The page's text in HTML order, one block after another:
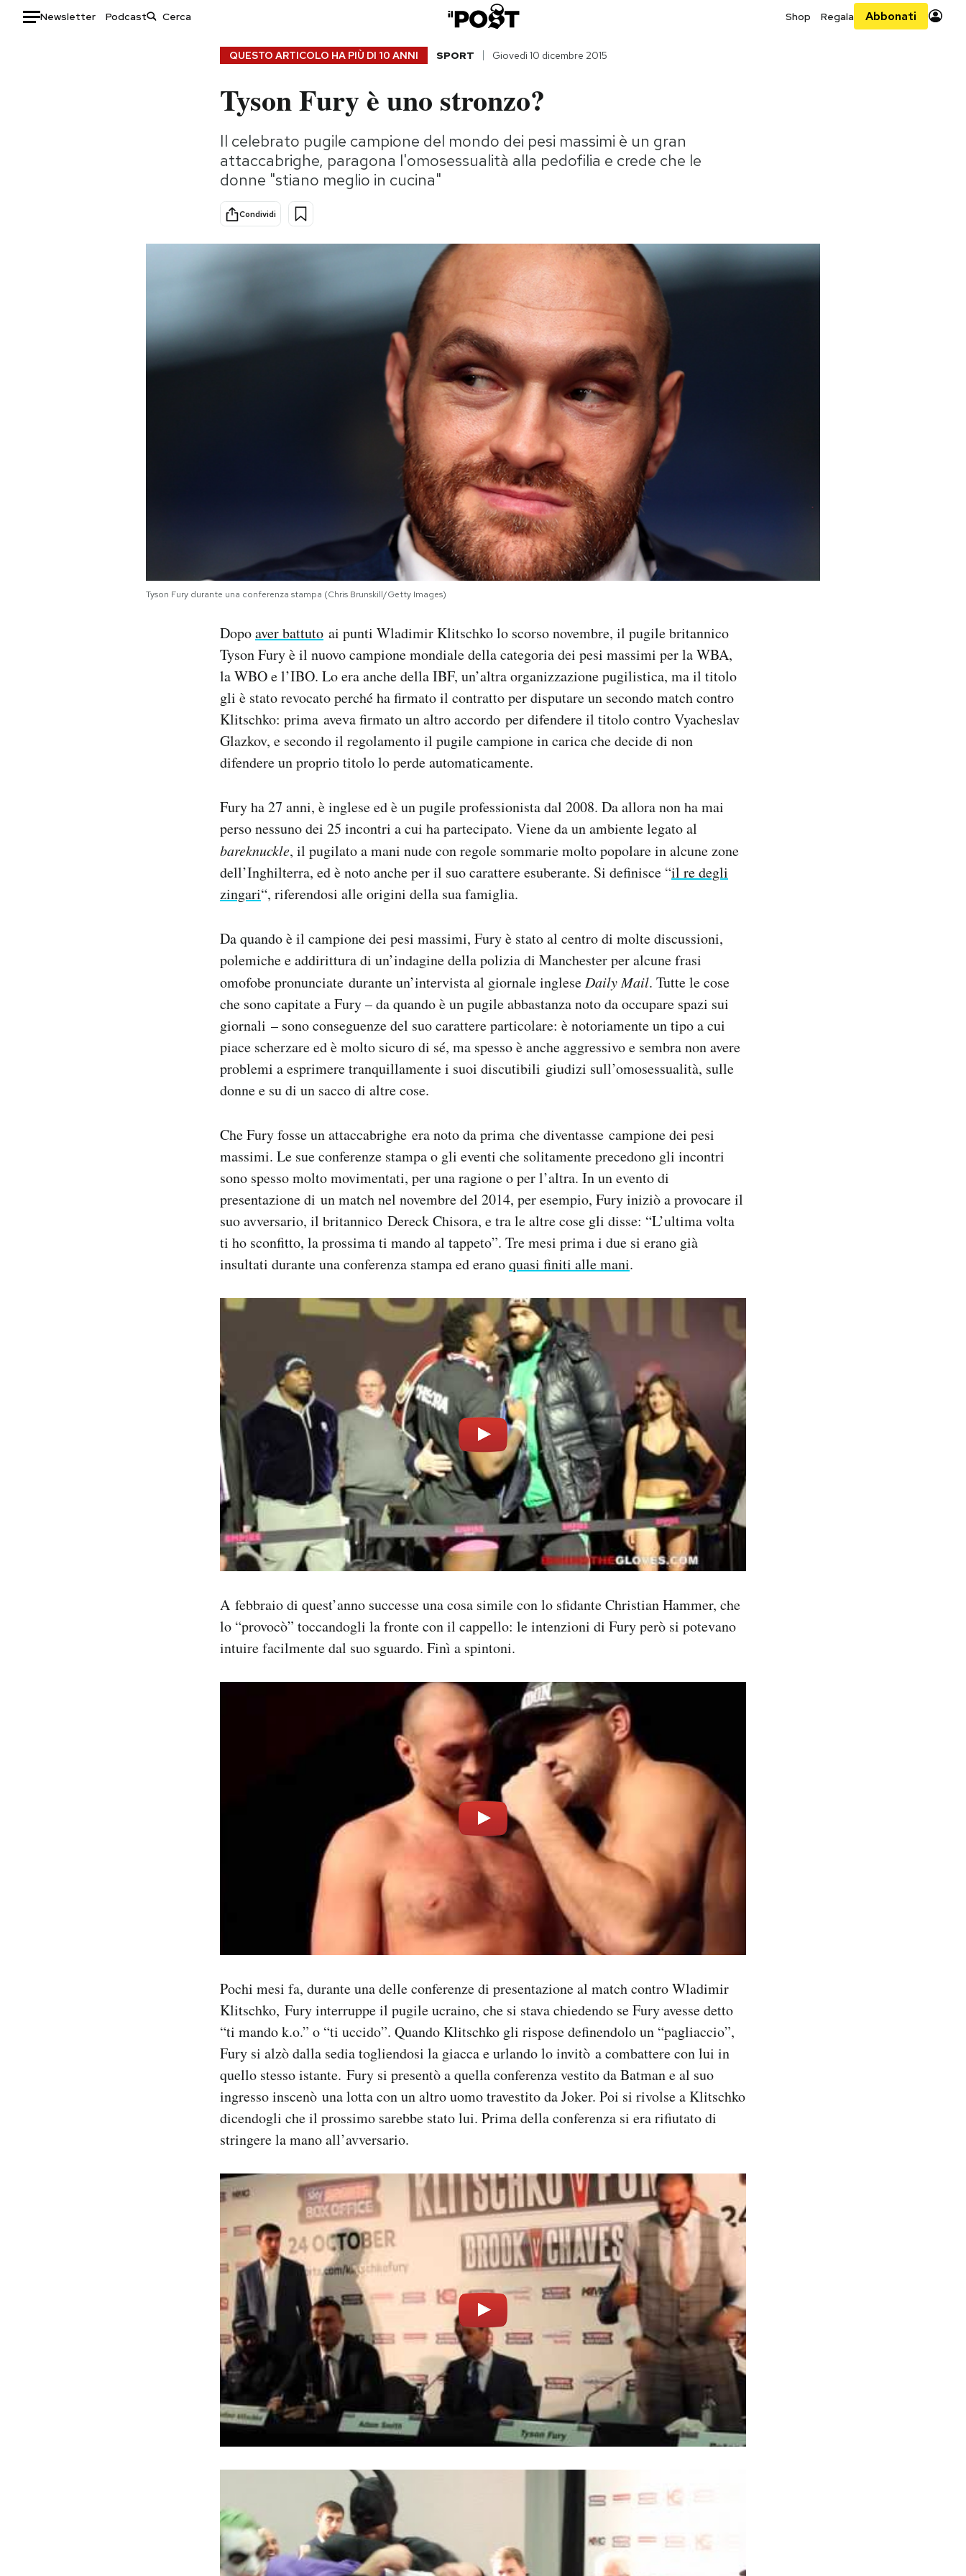
Newsletter Podcast Shop Regala Abbonati
Consumismi
Storie/Idee
Ok Boomer!
Europa
QUESTO ARTICOLO HA PIÙ DI 10 ANNI SPORT Giovedì 10 dicembre 2015
Tyson Fury è uno stronzo?
Il celebrato pugile campione del mondo dei pesi massimi è un gran
attaccabrighe, paragona l'omosessualità alla pedofilia e crede che le
donne "stiano meglio in cucina"
Condividi
Tyson Fury durante una conferenza stampa (Chris Brunskill/Getty Images)
Dopoaver battuto ai punti Wladimir Klitschko lo scorso novembre, il pugile britannico
Tyson Fury è il nuovo campione mondiale della categoria dei pesi massimi per la WBA,
la WBO e l’IBO. Lo era anche della IBF, un’altra organizzazione pugilistica, ma il titolo
gli è stato revocato perché ha firmato il contratto per disputare un secondo match contro
Klitschko: prima aveva firmato un altro accordo per difendere il titolo contro Vyacheslav
Glazkov, e secondo il regolamento il pugile campione in carica che decide di non
difendere un proprio titolo lo perde automaticamente.
Fury ha 27 anni, è inglese ed è un pugile professionista dal 2008. Da allora non ha mai
perso nessuno dei 25 incontri a cui ha partecipato. Viene da un ambiente legato al
bareknuckle, il pugilato a mani nude con regole sommarie molto popolare in alcune zone
dell’Inghilterra, ed è noto anche per il suo carattere esuberante. Si definisce “il re degli
zingari“, riferendosi alle origini della sua famiglia.
Da quando è il campione dei pesi massimi, Fury è stato al centro di molte discussioni,
polemiche e addirittura di un’indagine della polizia di Manchester per alcune frasi
omofobe pronunciate durante un’intervista al giornale ingleseDaily Mail. Tutte le cose
che sono capitate a Fury – da quando è un pugile abbastanza noto da occupare spazi sui
giornali – sono conseguenze del suo carattere particolare: è notoriamente un tipo a cui
piace scherzare ed è molto sicuro di sé, ma spesso è anche aggressivo e sembra non avere
problemi a esprimere tranquillamente i suoi discutibili giudizi sull’omosessualità, sulle
donne e su di un sacco di altre cose.
Che Fury fosse un attaccabrighe era noto da prima che diventasse campione dei pesi
massimi. Le sue conferenze stampa o gli eventi che solitamente precedono gli incontri
sono spesso molto movimentati, per una ragione o per l’altra. In un evento di
presentazione di un match nel novembre del 2014, per esempio, Fury iniziò a provocare il
suo avversario, il britannico Dereck Chisora, e tra le altre cose gli disse: “L’ultima volta
ti ho sconfitto, la prossima ti mando al tappeto”. Tre mesi prima i due si erano già
insultati durante una conferenza stampa ed eranoquasi finiti alle mani.
A febbraio di quest’anno successe una cosa simile con lo sfidante Christian Hammer, che
lo “provocò” toccandogli la fronte con il cappello: le intenzioni di Fury però si potevano
intuire facilmente dal suo sguardo. Finì a spintoni.
Pochi mesi fa, durante una delle conferenze di presentazione al match contro Wladimir
Klitschko, Fury interruppe il pugile ucraino, che si stava chiedendo se Fury avesse detto
“ti mando k.o.” o “ti uccido”. Quando Klitschko gli rispose definendolo un “pagliaccio”,
Fury si alzò dalla sedia togliendosi la giacca e urlando lo invitò a combattere con lui in
quello stesso istante. Fury si presentò a quella conferenza vestito da Batman e al suo
ingresso inscenò una lotta con un altro uomo travestito da Joker. Poi si rivolse a Klitschko
dicendogli che il prossimo sarebbe stato lui. Prima della conferenza si era rifiutato di
stringere la mano all’avversario.